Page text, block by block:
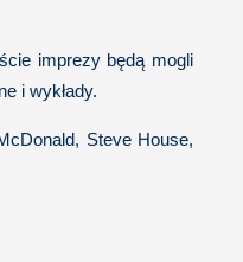
imprezy będą mogli
i wykłady.
Steve House,